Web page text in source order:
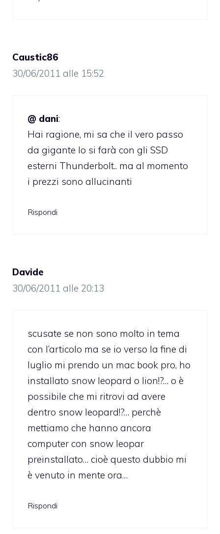
Caustic86
30/06/2011 alle 15:52
@ dani:
Hai ragione, mi sa che il vero passo
da gigante lo si farà con gli SSD
esterni Thunderbolt.. ma al momento
i prezzi sono allucinanti
Rispondi
Davide
30/06/2011 alle 20:13
scusate se non sono molto in tema
con l’articolo ma se io verso la fine di
luglio mi prendo un mac book pro, ho
installato snow leopard o lion!?… o è
possibile che mi ritrovi ad avere
dentro snow leopard!?… perchè
mettiamo che hanno ancora
computer con snow leopar
preinstallato… cioè questo dubbio mi
è venuto in mente ora…
Rispondi